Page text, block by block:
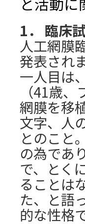
1． 臨床
人工網膜
発表され
一人目は
（41歳
網膜を移
文字、人
とのこと
の為であ
で、とく
ることは
た、と語
的な性格